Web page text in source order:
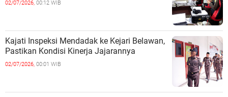
02/07/2026, 00:12 WIB
Kajati Inspeksi Mendadak ke Kejari Belawan,
Pastikan Kondisi Kinerja Jajarannya
02/07/2026, 00:01 WIB